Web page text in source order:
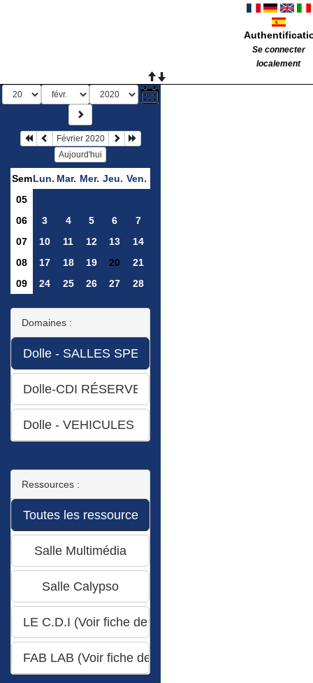
Se connecter
localement
Février 2020
Aujourd'hui
SemLun. Mar. Mer. Jeu. Ven.
05
06
3 4 5 6
7
07
10 11 12 13
14
08
17 18 19 20
21
09
24 25 26 27 28
Domaines :
Ressources :